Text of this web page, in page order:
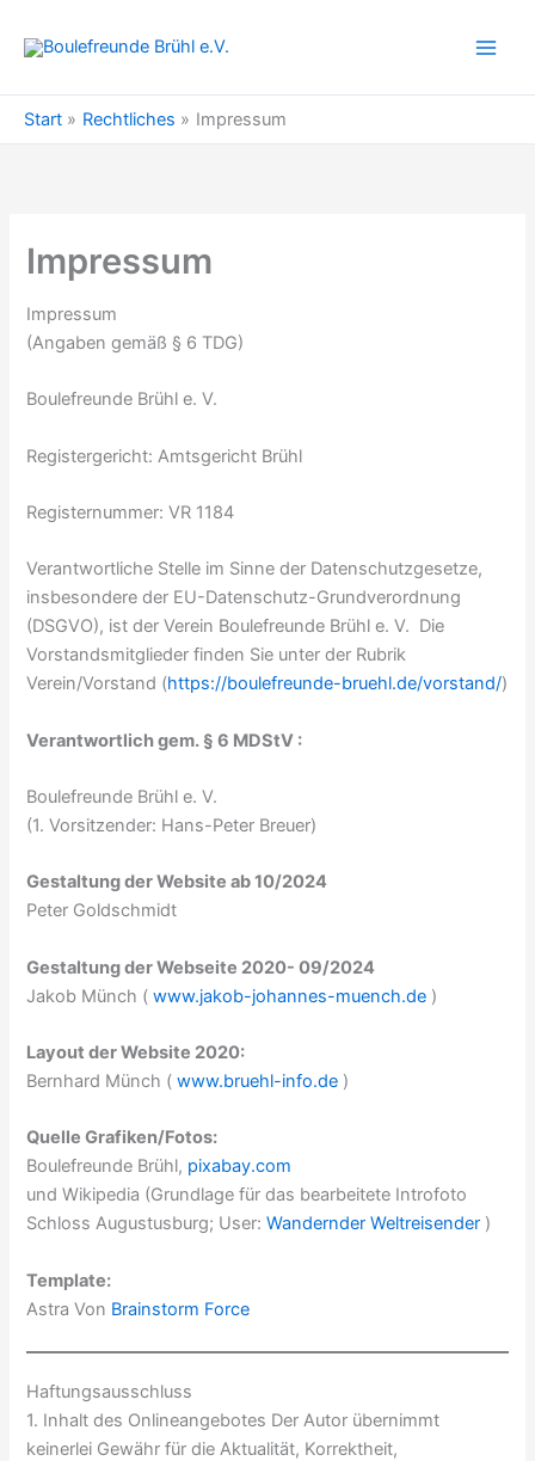
Inhalt
Start Rechtliches Impressum
Impressum
Impressum
(Angaben gemäß § 6 TDG)
Boulefreunde Brühl e. V.
Registergericht: Amtsgericht Brühl
Registernummer: VR 1184
Verantwortliche Stelle im Sinne der Datenschutzgesetze,
insbesondere der EU-Datenschutz-Grundverordnung
(DSGVO), ist der Verein Boulefreunde Brühl e. V. Die
Vorstandsmitglieder finden Sie unter der Rubrik
Verein/Vorstand (https://boulefreunde-bruehl.de/vorstand/)
Verantwortlich gem. § 6 MDStV :
Boulefreunde Brühl e. V.
(1. Vorsitzender: Hans-Peter Breuer)
Gestaltung der Website ab 10/2024
Peter Goldschmidt
Gestaltung der Webseite 2020- 09/2024
Jakob Münch (www.jakob-johannes-muench.de )
Layout der Website 2020:
Bernhard Münch (www.bruehl-info.de )
Quelle Grafiken/Fotos:
Boulefreunde Brühl, pixabay.com
und Wikipedia (Grundlage für das bearbeitete Introfoto
Schloss Augustusburg; User:Wandernder Weltreisender )
Template:
Astra Von Brainstorm Force
Haftungsausschluss
1. Inhalt des Onlineangebotes Der Autor übernimmt
keinerlei Gewähr für die Aktualität, Korrektheit,